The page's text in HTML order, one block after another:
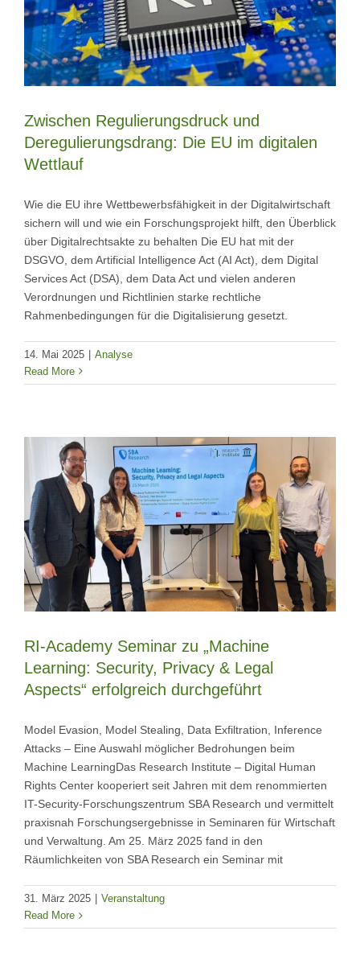
Zwischen Regulierungsdruck und
Deregulierungsdrang: Die EU im digitalen
Wettlauf
Wie die EU ihre Wettbewerbsfähigkeit in der Digitalwirtschaft
sichern will und wie ein Forschungsprojekt hilft, den Überblick
über Digitalrechtsakte zu behalten Die EU hat mit der
DSGVO, dem Artificial Intelligence Act (AI Act), dem Digital
Services Act (DSA), dem Data Act und vielen anderen
Verordnungen und Richtlinien starke rechtliche
Rahmenbedingungen für die Digitalisierung gesetzt.
14. Mai 2025 | Analyse
Read More
RI-Academy Seminar zu „Machine
Learning: Security, Privacy & Legal
Aspects“ erfolgreich durchgeführt
Model Evasion, Model Stealing, Data Exfiltration, Inference
Attacks – Eine Auswahl möglicher Bedrohungen beim
Machine LearningDas Research Institute – Digital Human
Rights Center kooperiert seit Jahren mit dem renommierten
IT-Security-Forschungszentrum SBA Research und vermittelt
praxisnah Forschungsergebnisse in Seminaren für Wirtschaft
und Verwaltung. Am 25. März 2025 fand in den
Räumlichkeiten von SBA Research ein Seminar mit
31. März 2025
Veranstaltung
Read More